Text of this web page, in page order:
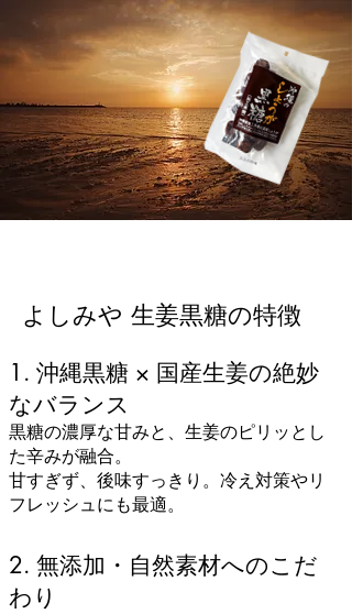
よしみや 生姜黒糖の特徴
1. 沖縄黒糖 × 国産生姜の絶妙
なバランス
黒糖の濃厚な甘みと、生姜のピリッとし
た辛みが融合。
甘すぎず、後味すっきり。冷え対策やリ
フレッシュにも最適。
2. 無添加・自然素材へのこだ
わり